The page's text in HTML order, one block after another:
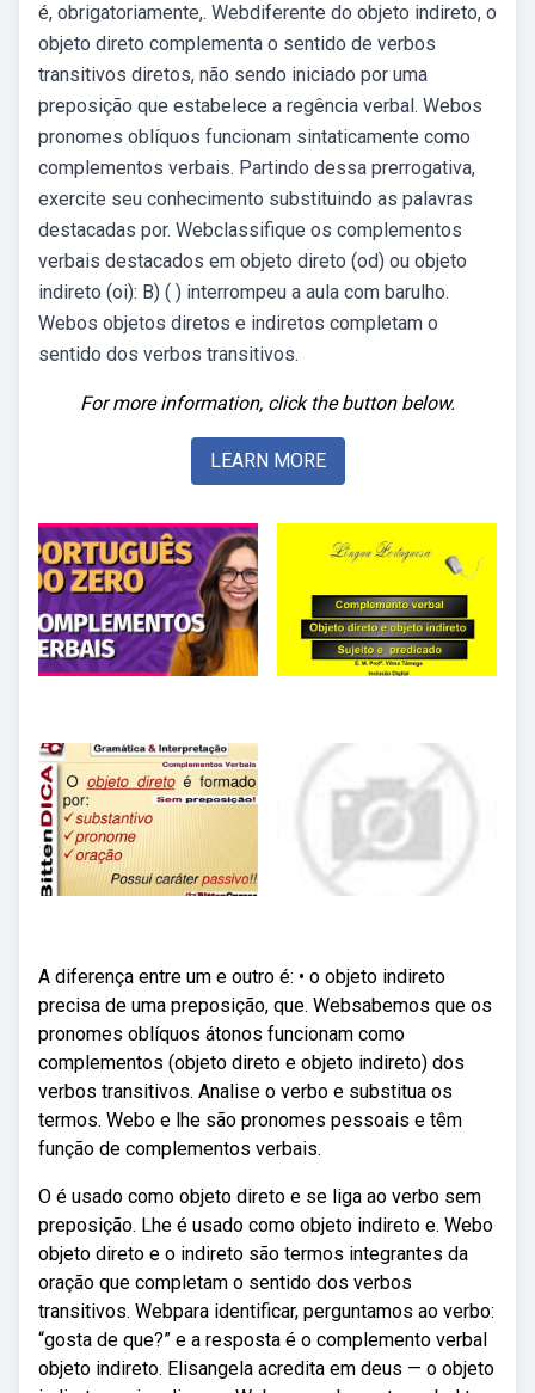
é, obrigatoriamente,. Webdiferente do objeto indireto, o
objeto direto complementa o sentido de verbos
transitivos diretos, não sendo iniciado por uma
preposição que estabelece a regência verbal. Webos
pronomes oblíquos funcionam sintaticamente como
complementos verbais. Partindo dessa prerrogativa,
exercite seu conhecimento substituindo as palavras
destacadas por. Webclassifique os complementos
verbais destacados em objeto direto (od) ou objeto
indireto (oi): B) ( ) interrompeu a aula com barulho.
Webos objetos diretos e indiretos completam o
sentido dos verbos transitivos.
For more information, click the button below.
LEARN MORE
A diferença entre um e outro é: • o objeto indireto
precisa de uma preposição, que. Websabemos que os
pronomes oblíquos átonos funcionam como
complementos (objeto direto e objeto indireto) dos
verbos transitivos. Analise o verbo e substitua os
termos. Webo e lhe são pronomes pessoais e têm
função de complementos verbais.
O é usado como objeto direto e se liga ao verbo sem
preposição. Lhe é usado como objeto indireto e. Webo
objeto direto e o indireto são termos integrantes da
oração que completam o sentido dos verbos
transitivos. Webpara identificar, perguntamos ao verbo:
“gosta de que?” e a resposta é o complemento verbal
objeto indireto. Elisangela acredita em deus — o objeto